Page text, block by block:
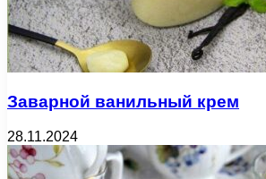
Заварной ванильный крем
28.11.2024